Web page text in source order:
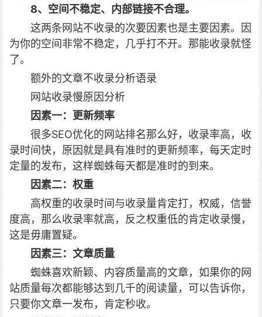
8、空间不稳定、内部链接不合理。
这两条网站不收录的次要因素也是主要因素。因
为你的空间非常不稳定，几乎打不开。那能收录就怪
了。
额外的文章不收录分析语录
网站收录慢原因分析
因素一：更新频率
很多SEO优化的网站排名那么好，收录率高，收
录时间快，原因就是具有准时的更新频率，每天定时
定量的发布，这样蜘蛛每天都是准时的到来。
因素二：权重
高权重的收录时间与收录量肯定打，权威，信誉
度高，那么收录率就高，反之权重低的肯定收录慢，
这是毋庸置疑。
因素三：文章质量
蜘蛛喜欢新颖、内容质量高的文章，如果你的网
站质量每次都能够达到几千的阅读量，可以告诉你，
只要你文章一发布，肯定秒收。